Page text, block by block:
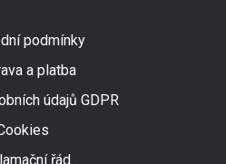
podmínky
a platba
údajů GDPR
řád